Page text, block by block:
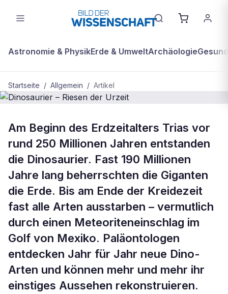
Astronomie & PhysikErde & UmweltArchäologie
Startseite / Allgemein / Artikel
Dinosaurier – Riesen der Urzeit
Am Beginn des Erdzeitalters Trias vor
rund 250 Millionen Jahren entstanden
die Dinosaurier. Fast 190 Millionen
Jahre lang beherrschten die Giganten
die Erde. Bis am Ende der Kreidezeit
fast alle Arten ausstarben – vermutlich
durch einen Meteoriteneinschlag im
Golf von Mexiko. Paläontologen
entdecken Jahr für Jahr neue Dino-
Arten und können mehr und mehr ihr
einstiges Aussehen rekonstruieren.